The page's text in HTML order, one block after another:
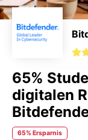
65%
digitalen
65% Ersparnis